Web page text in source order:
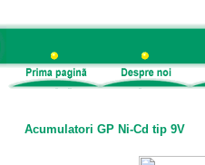
Acumulatori GP Ni-Cd tip 9V